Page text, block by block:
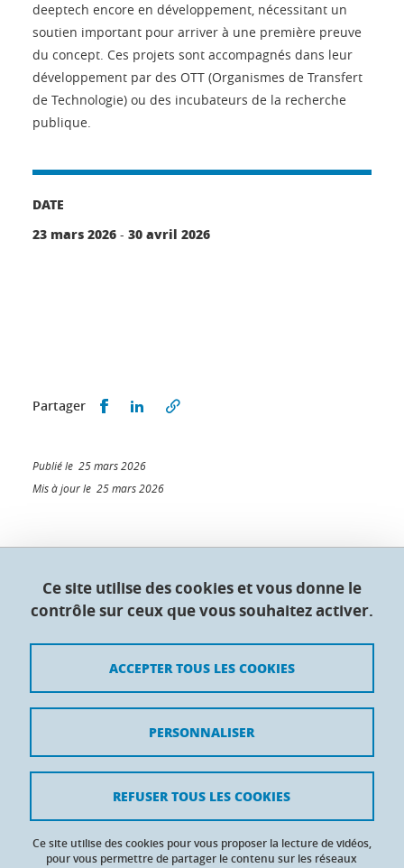
deeptech encore en développement, nécessitant un
soutien important pour arriver à une première preuve
du concept. Ces projets sont accompagnés dans leur
développement par des OTT (Organismes de Transfert
de Technologie) ou des incubateurs de la recherche
publique.
DATE
23 mars 2026 - 30 avril 2026
Partager Partager sur Facebook
Partager sur LinkedIn
Publié le 25 mars 2026
Mis à jour le 25 mars 2026
Collège doctoral de l'Université Grenoble Alpes
Maison du doctorat Jean Kuntzmann
France
Crédits
Données personnelles
Gestion des cookies
Ce site utilise des cookies et vous donne le
contrôle sur ceux que vous souhaitez activer.
Ce site utilise des cookies pour vous proposer la lecture de vidéos,
pour vous permettre de partager le contenu sur les réseaux
ACCEPTER TOUS LES COOKIES
REFUSER TOUS LES COOKIES
PERSONNALISER